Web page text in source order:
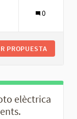
0
PROPUESTA
elèctrica